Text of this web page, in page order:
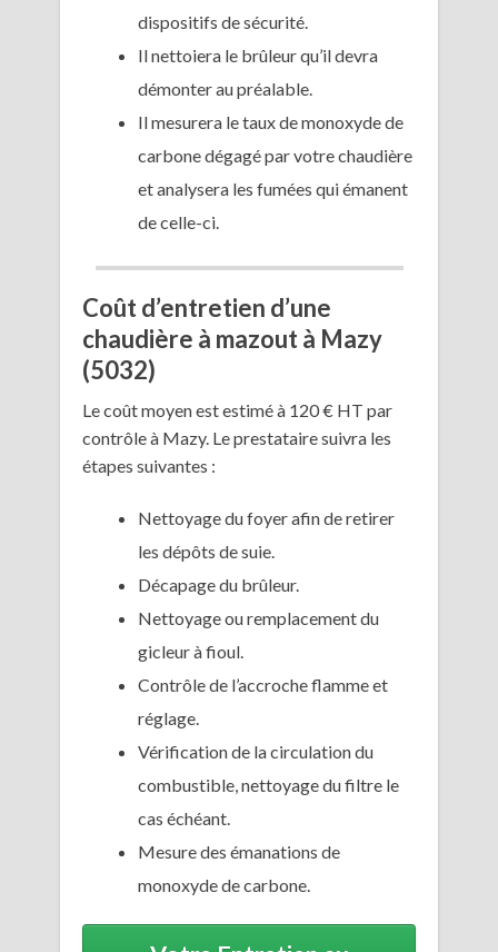
dispositifs de sécurité.
Il nettoiera le brûleur qu’il devra
démonter au préalable.
Il mesurera le taux de monoxyde de
carbone dégagé par votre chaudière
et analysera les fumées qui émanent
de celle-ci.
Coût d’entretien d’une
chaudière à mazout à Mazy
(5032)
Le coût moyen est estimé à 120 € HT par
contrôle à Mazy. Le prestataire suivra les
étapes suivantes :
Nettoyage du foyer afin de retirer
les dépôts de suie.
Décapage du brûleur.
Nettoyage ou remplacement du
gicleur à fioul.
Contrôle de l’accroche flamme et
réglage.
Vérification de la circulation du
combustible, nettoyage du filtre le
cas échéant.
Mesure des émanations de
monoxyde de carbone.